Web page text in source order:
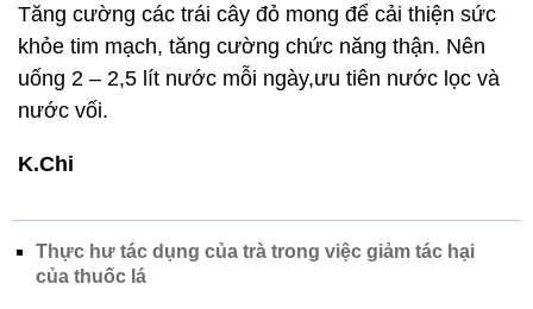
Tăng cường các trái cây đỏ mong để cải thiện sức
khỏe tim mạch, tăng cường chức năng thận. Nên
uống 2 – 2,5 lít nước mỗi ngày,ưu tiên nước lọc và
nước vối.
K.Chi
Thực hư tác dụng của trà trong việc giảm tác hại
của thuốc lá